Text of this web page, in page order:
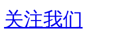
关注我们